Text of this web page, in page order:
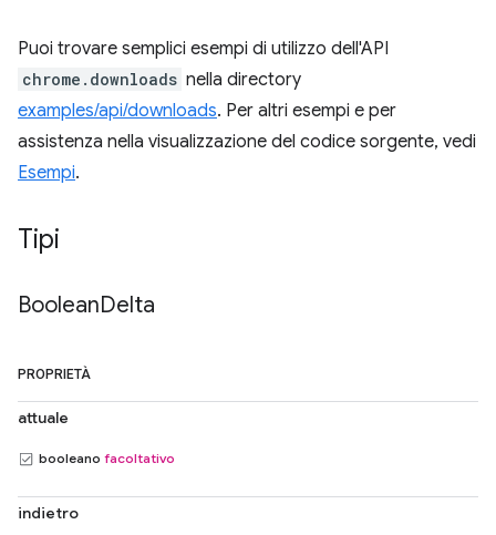
Puoi trovare semplici esempi di utilizzo dell'API
chrome.downloads nella directory
examples/api/downloads. Per altri esempi e per
assistenza nella visualizzazione del codice sorgente, vedi
Esempi.
Tipi
BooleanDelta
PROPRIETÀ
attuale
booleano facoltativo
indietro